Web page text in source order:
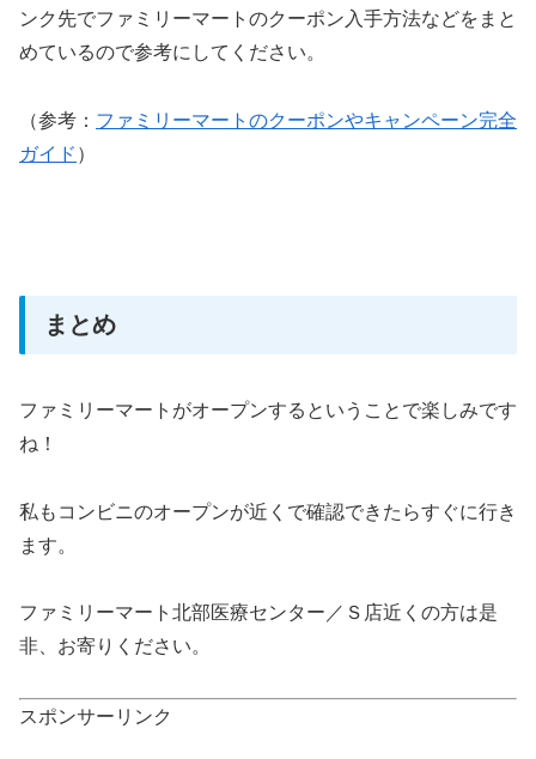
ンク先でファミリーマートのクーポン入手方法などをまと
めているので参考にしてください。
（参考： ファミリーマートのクーポンやキャンペーン完全
ガイド ）
まとめ
ファミリーマートがオープンするということで楽しみです
ね！
私もコンビニのオープンが近くで確認できたらすぐに行き
ます。
ファミリーマート北部医療センター／Ｓ店近くの方は是
非、お寄りください。
スポンサーリンク